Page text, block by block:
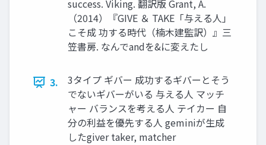
success. Viking. 翻訳版 Grant, A.
（2014）『GIVE ＆ TAKE「与える人」
こそ成 功する時代（楠木建監訳）』三
笠書房. なんでandを&に変えたし
3.
3タイプ ギバー 成功するギバーとそう
でないギバーがいる 与える人 マッチ
ャー バランスを考える人 テイカー 自
分の利益を優先する人 geminiが生成
したgiver taker, matcher